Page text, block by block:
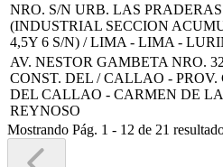
NRO. S/N URB. LAS
(INDUSTRIAL SECCION
4,5Y 6 S/N) / LIMA - LIMA -
AV. NESTOR GAMBETA NRO.
CONST. DEL / CALLAO - PROV.
DEL CALLAO - CARMEN DE
REYNOSO
Mostrando Pág. 1 - 12 de 21